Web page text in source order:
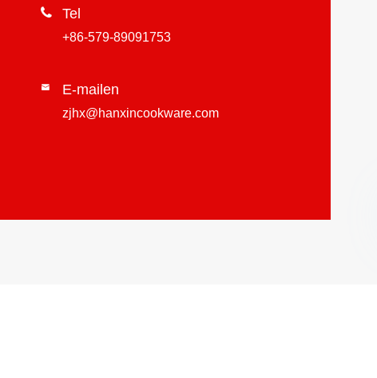
 Tel
+86-579-89091753
 E-mailen
zjhx@hanxincookware.com